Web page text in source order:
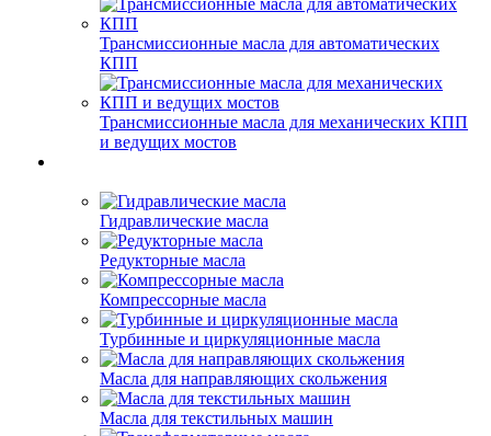
Трансмиссионные масла для автоматических
КПП
Трансмиссионные масла для механических КПП
и ведущих мостов
Гидравлические масла
Редукторные масла
Компрессорные масла
Турбинные и циркуляционные масла
Масла для направляющих скольжения
Масла для текстильных машин